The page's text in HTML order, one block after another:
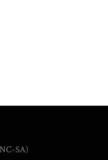
SA)